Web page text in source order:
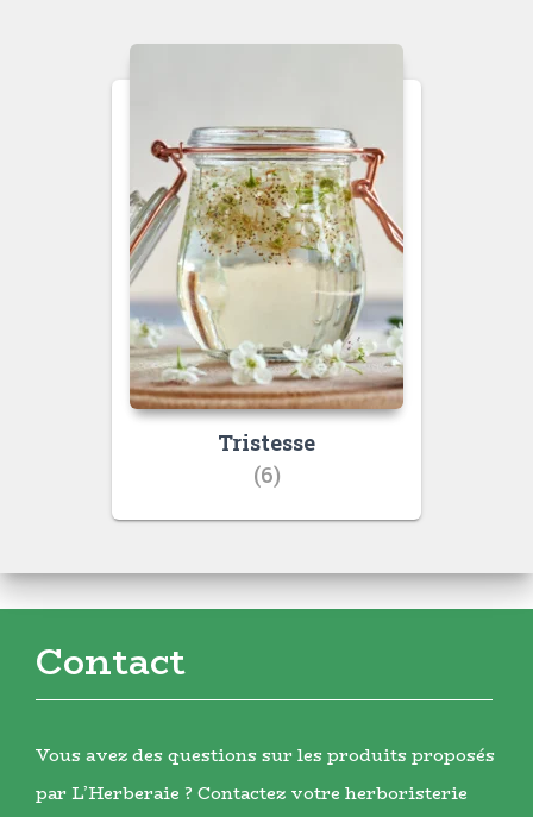
Tristesse
(6)
Contact
Vous avez des questions sur les produits proposés
par L’Herberaie ? Contactez votre herboristerie